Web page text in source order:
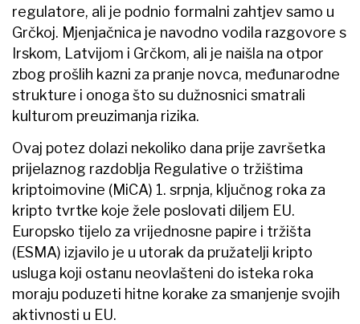
regulatore, ali je podnio formalni zahtjev samo u
Grčkoj. Mjenjačnica je navodno vodila razgovore s
Irskom, Latvijom i Grčkom, ali je naišla na otpor
zbog prošlih kazni za pranje novca, međunarodne
strukture i onoga što su dužnosnici smatrali
kulturom preuzimanja rizika.
Ovaj potez dolazi nekoliko dana prije završetka
prijelaznog razdoblja Regulative o tržištima
kriptoimovine (MiCA) 1. srpnja, ključnog roka za
kripto tvrtke koje žele poslovati diljem EU.
Europsko tijelo za vrijednosne papire i tržišta
(ESMA) izjavilo je u utorak da pružatelji kripto
usluga koji ostanu neovlašteni do isteka roka
moraju poduzeti hitne korake za smanjenje svojih
aktivnosti u EU.